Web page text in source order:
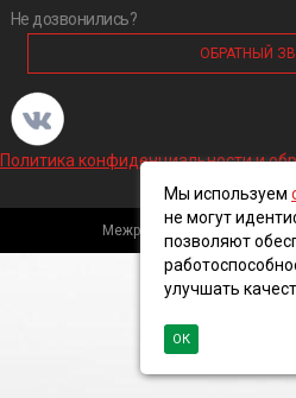
Не дозвонились?
ОБРАТНЫЙ
Политика конфиденциальности и
Межрегиональная
Мы используем
не могут
позволяют
улучшать
ОК